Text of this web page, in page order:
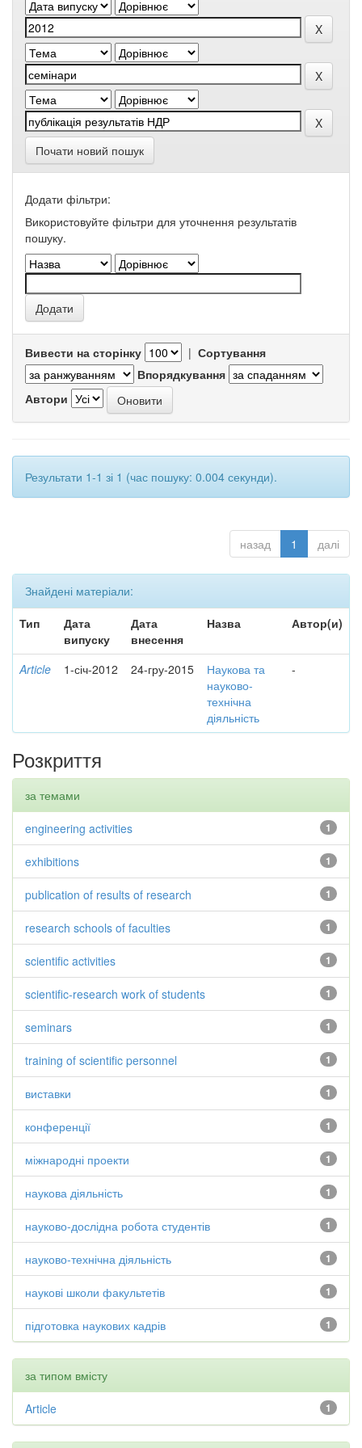
Почати новий пошук
Додати фільтри:
Використовуйте фільтри для уточнення результатів
пошуку.
Вивести на сторінку | Сортування
Впорядкування
Автори
Результати 1-1 зі 1 (час пошуку: 0.004 секунди).
назад 1 далі
Знайдені матеріали:
Тип
Дата
випуску
Дата
внесення
Назва Автор(и)
Article 1-січ-2012 24-гру-2015
Наукова та
науково-
технічна
діяльність
-
Розкриття
за темами
1
engineering activities
1
exhibitions
1
publication of results of research
1
research schools of faculties
1
scientific activities
1
scientific-research work of students
1
seminars
1
training of scientific personnel
1
виставки
1
конференції
1
міжнародні проекти
1
наукова діяльність
1
науково-дослідна робота студентів
1
науково-технічна діяльність
1
наукові школи факультетів
1
підготовка наукових кадрів
за типом вмісту
1
Article